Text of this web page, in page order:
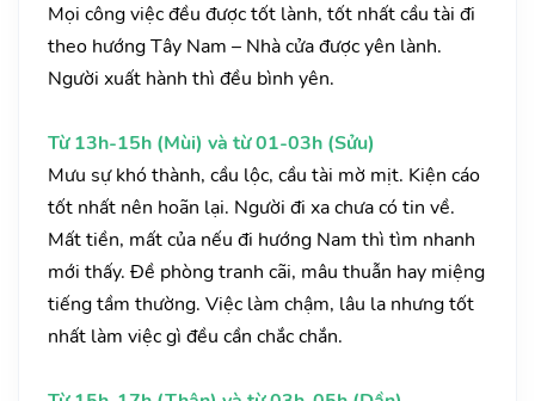
Mọi công việc đều được tốt lành, tốt nhất cầu tài đi
theo hướng Tây Nam – Nhà cửa được yên lành.
Người xuất hành thì đều bình yên.
Từ 13h-15h (Mùi) và từ 01-03h (Sửu)
Mưu sự khó thành, cầu lộc, cầu tài mờ mịt. Kiện cáo
tốt nhất nên hoãn lại. Người đi xa chưa có tin về.
Mất tiền, mất của nếu đi hướng Nam thì tìm nhanh
mới thấy. Đề phòng tranh cãi, mâu thuẫn hay miệng
tiếng tầm thường. Việc làm chậm, lâu la nhưng tốt
nhất làm việc gì đều cần chắc chắn.